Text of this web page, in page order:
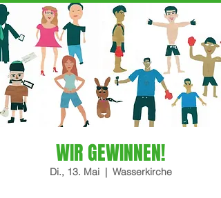
WIR GEWINNEN!
Di., 13. Mai
  |
Wasserkirche